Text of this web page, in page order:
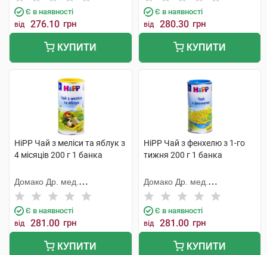
Є в наявності
від 276.10 грн
КУПИТИ
Є в наявності
від 280.30 грн
КУПИТИ
HiPP Чай з меліси та яблук з
4 місяців 200 г 1 банка
Домако Др. мед.
Ауфдермаур АГ
Є в наявності
від 281.00 грн
КУПИТИ
HiPP Чай з фенхелю з 1-го
тижня 200 г 1 банка
Домако Др. мед.
Ауфдермаур АГ
Є в наявності
від 281.00 грн
КУПИТИ